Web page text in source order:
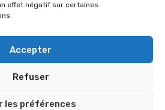
effet négatif sur certaines
Accepter
Refuser
les préférences
sur FaceBook